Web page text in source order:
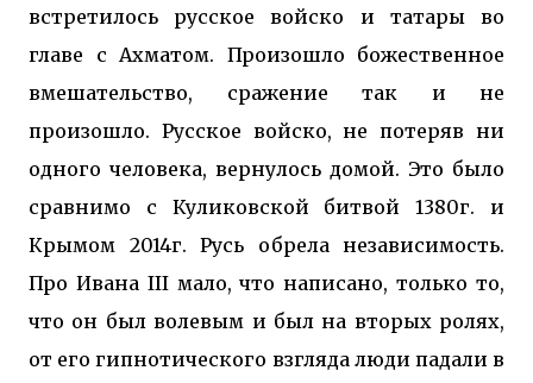
встретилось русское войско и татары во
главе с Ахматом. Произошло божественное
вмешательство, сражение так и не
произошло. Русское войско, не потеряв ни
одного человека, вернулось домой. Это было
сравнимо с Куликовской битвой 1380г. и
Крымом 2014г. Русь обрела независимость.
Про Ивана III мало, что написано, только то,
что он был волевым и был на вторых ролях,
от его гипнотического взгляда люди падали в